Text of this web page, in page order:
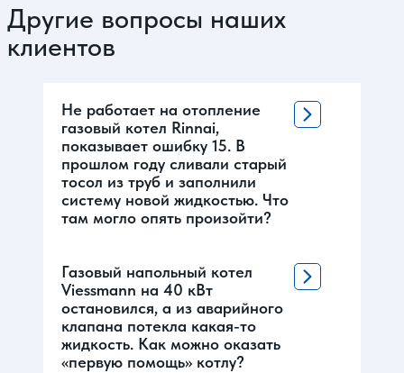
Другие вопросы наших
клиентов
Не работает на отопление
газовый котел Rinnai,
показывает ошибку 15. В
прошлом году сливали старый
тосол из труб и заполнили
систему новой жидкостью. Что
там могло опять произойти?
Газовый напольный котел
Viessmann на 40 кВт
остановился, а из аварийного
клапана потекла какая-то
жидкость. Как можно оказать
«первую помощь» котлу?